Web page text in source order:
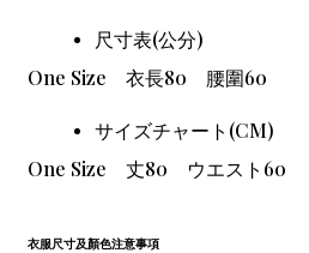
尺寸表(公分)
One Size 衣長80 腰圍60
サイズチャート(CM)
One Size 丈80 ウエスト 60
衣服尺寸及顏色注意事項